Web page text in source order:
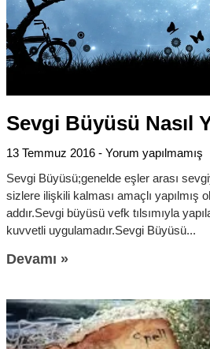
Sevgi Büyüsü Nasıl
13 Temmuz 2016
Yorum yapılmamış
Sevgi Büyüsü;genelde eşler arası
sizlere ilişkili kalması amaçlı yapılmış
addır.Sevgi büyüsü vefk tılsımıyla
kuvvetli uygulamadır.Sevgi Büyüsü
Devamı »